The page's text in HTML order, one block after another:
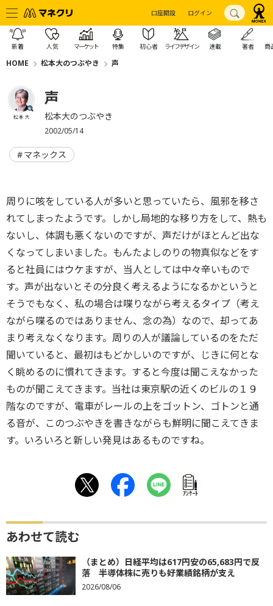
口座開設 ログイン
新着 人気 マーケット 特集 初心者 ライフデザイン 連載 著者 商
HOME 松本大のつぶやき 声
松本 大
声
松本大のつぶやき
2002/05/14
マネックス
周りに咳をしている人が多いと思っていたら、風邪を移さ
れてしまったようです。しかし局地的な移り方をして、熱も
ないし、体調も悪くないのですが、声だけがほとんど出な
くなってしまいました。もんたよしのりの物真似などをす
ると社員にはウケますが、当人としては中々辛いもので
す。声が出ないとその分良く考えるようになるかというと
そうでもなく、私の場合は喋りながら考えるタイプ（考え
ながら喋るのではありません、念の為）なので、却ってあ
まり考えなくなります。周りの人が議論しているのをただ
聞いていると、最初はもどかしいのですが、じきに何とな
く眺めるのに慣れてきます。すると今度は聞こえなかった
ものが聞こえてきます。当社は東京駅の近くのビルの１９
階なのですが、電車がレールの上をゴットン、ゴトンと通
る音が、このつぶやきを書きながらも鮮明に聞こえてきま
す。いろいろと新しい発見はあるものですね。
ｱﾝｹｰﾄ
あわせて読む
（まとめ）日経平均は617円安の65,683円で反
落 半導体株に売りも好業績銘柄が支え
2026/08/06